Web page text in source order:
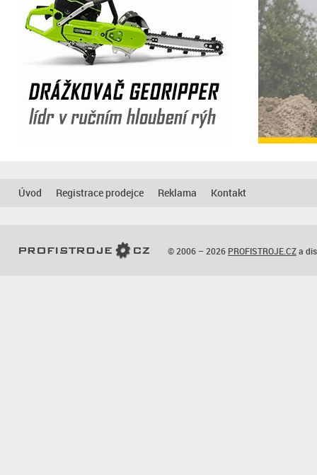
Úvod Registrace prodejce Reklama Kontakt
© 2006 – 2026 PROFISTROJE.CZa